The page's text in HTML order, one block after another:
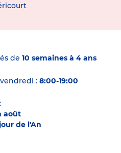
de 10 semaines à 4 ans
: 8:00-19:00
août
de l'An